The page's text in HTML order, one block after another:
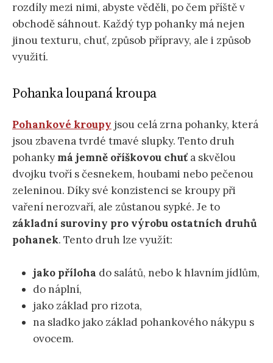
rozdíly mezi nimi, abyste věděli, po čem příště v
obchodě sáhnout. Každý typ pohanky má nejen
jinou texturu, chuť, způsob přípravy, ale i způsob
využití.
Pohanka loupaná kroupa
Pohankové kroupy jsou celá zrna pohanky, která
jsou zbavena tvrdé tmavé slupky. Tento druh
pohanky má jemně oříškovou chuť a skvělou
dvojku tvoří s česnekem, houbami nebo pečenou
zeleninou. Díky své konzistenci se kroupy při
vaření nerozvaří, ale zůstanou sypké. Je to
základní suroviny pro výrobu ostatních druhů
pohanek. Tento druh lze využít:
jako příloha do salátů, nebo k hlavním jídlům,
do náplní,
jako základ pro rizota,
na sladko jako základ pohankového nákypu s
ovocem.